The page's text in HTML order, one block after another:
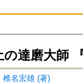
達磨大師
椎名宏雄 (著)